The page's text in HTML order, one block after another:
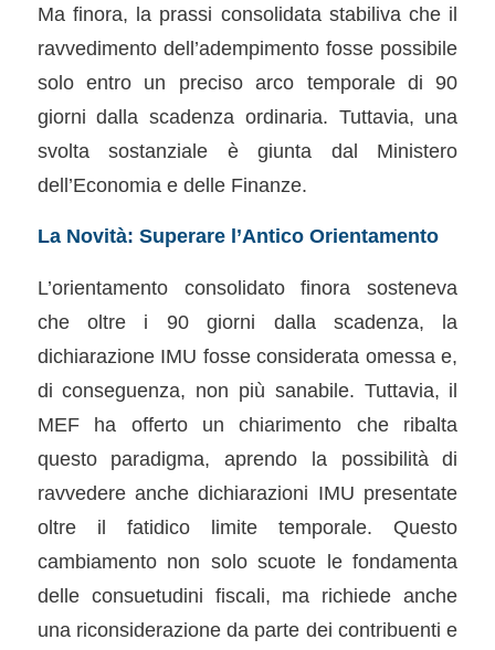
Ma finora, la prassi consolidata stabiliva che il
ravvedimento dell’adempimento fosse possibile
solo entro un preciso arco temporale di 90
giorni dalla scadenza ordinaria. Tuttavia, una
svolta sostanziale è giunta dal Ministero
dell’Economia e delle Finanze.
La Novità: Superare l’Antico Orientamento
L’orientamento consolidato finora sosteneva
che oltre i 90 giorni dalla scadenza, la
dichiarazione IMU fosse considerata omessa e,
di conseguenza, non più sanabile. Tuttavia, il
MEF ha offerto un chiarimento che ribalta
questo paradigma, aprendo la possibilità di
ravvedere anche dichiarazioni IMU presentate
oltre il fatidico limite temporale. Questo
cambiamento non solo scuote le fondamenta
delle consuetudini fiscali, ma richiede anche
una riconsiderazione da parte dei contribuenti e